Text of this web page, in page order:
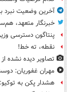
آخرین وضعیت نبرد
خبرنگار متعهد،
پنتاگون دسترسی
نقطه، ته خط!
تصاویر دیده‌ نشده
مهران غفوریان:
هشدار پکن به